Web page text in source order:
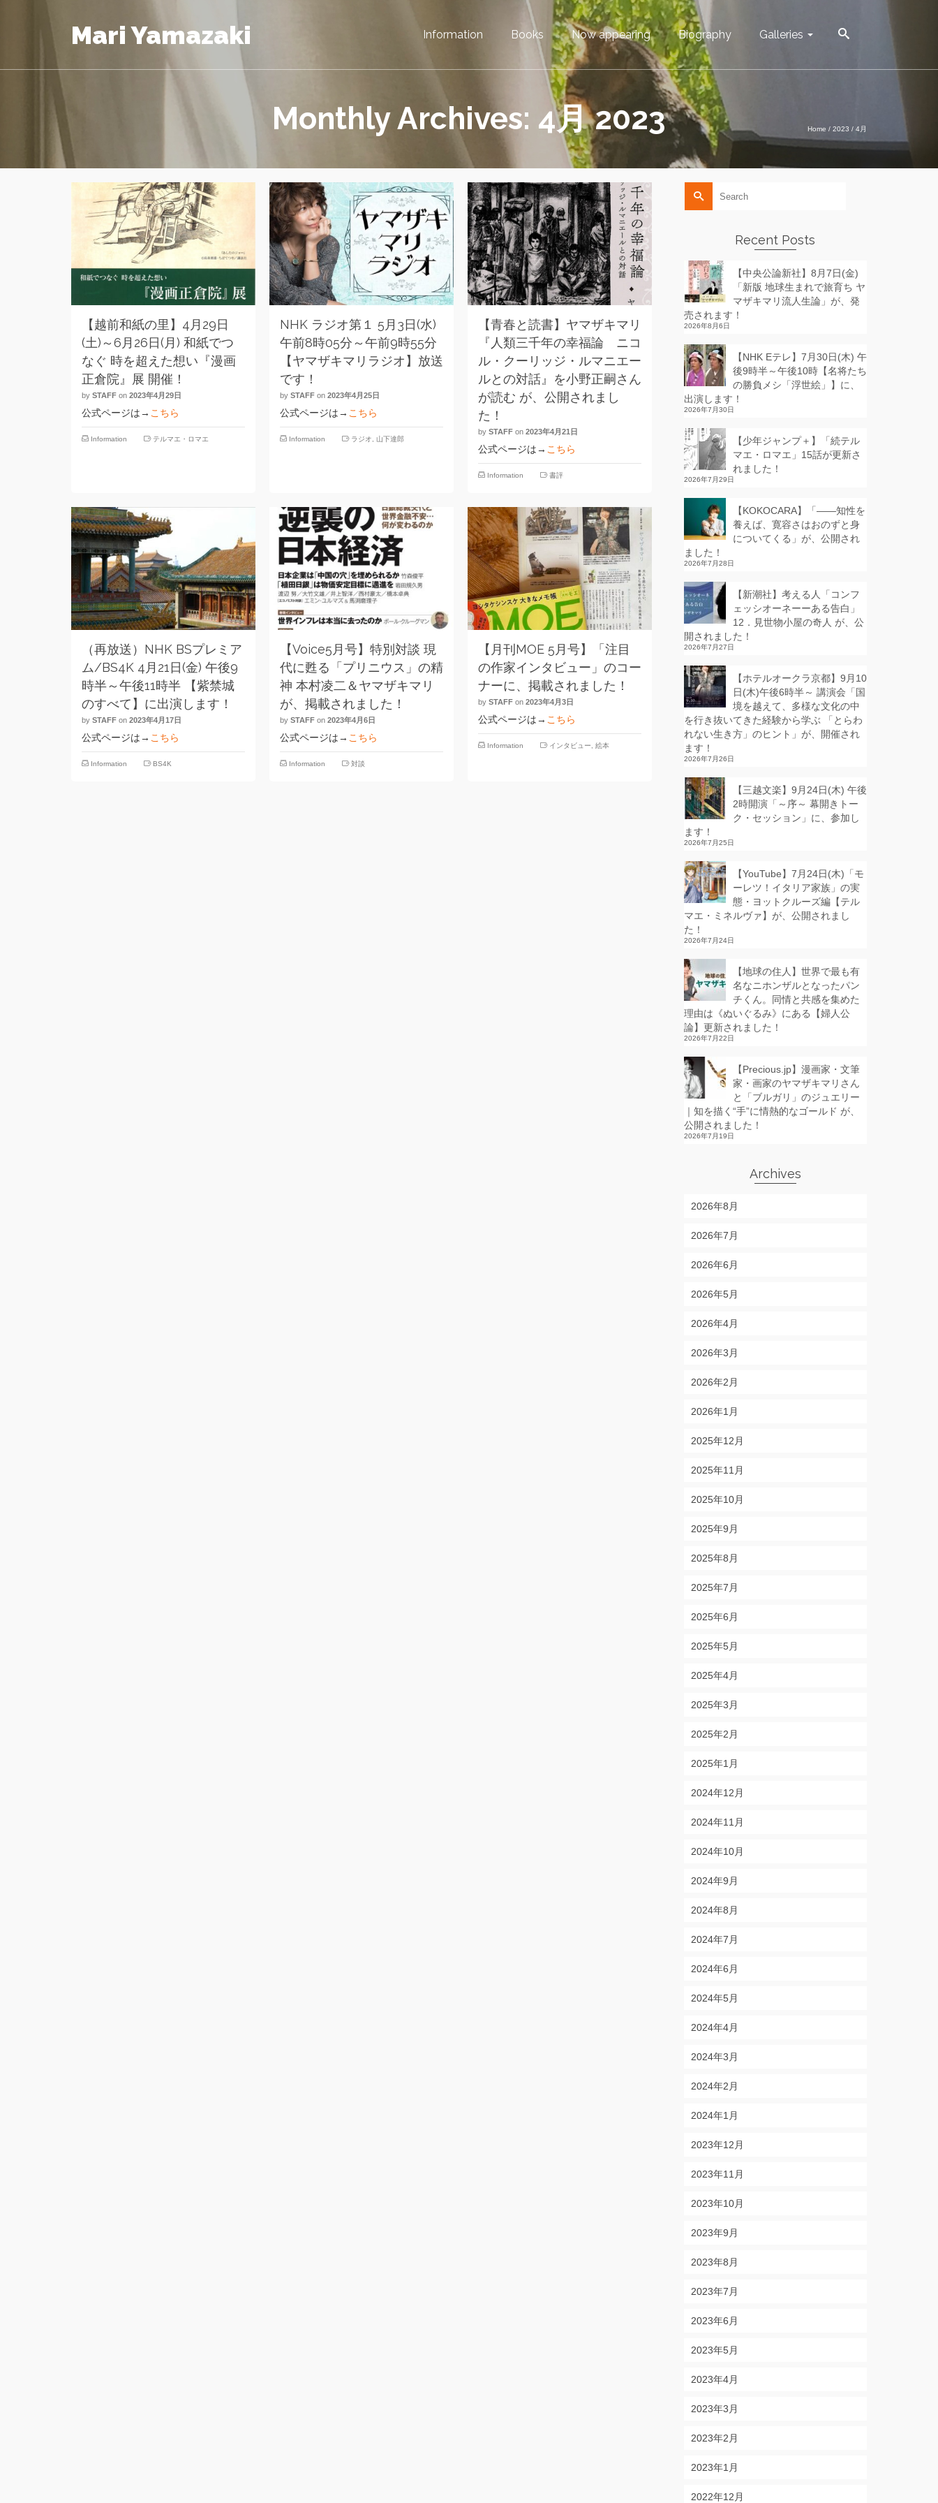
Mari Yamazaki Information Books Now appearing Biography Galleries
Monthly Archives: 4月 2023 Home / 2023 / 4月
【越前和紙の里】4月29日
(土)～6月26日(月) 和紙でつ
なぐ 時を超えた想い『漫画
正倉院』展 開催！
by STAFF on 2023年4月29日
公式ページは→ こちら
Information テルマエ・ロマエ
NHK ラジオ第１ 5月3日(水)
午前8時05分～午前9時55分
【ヤマザキマリラジオ】放送
です！
bySTAFF on2023年4月25日
公式ページは→ こちら
Information ラジオ ,山下達郎
【青春と読書】ヤマザキマリ
『人類三千年の幸福論 ニコ
ル・クーリッジ・ルマニエー
ルとの対話』を小野正嗣さん
が読む が、公開されまし
た！
bySTAFF on2023年4月21日
公式ページは→ こちら
Information 書評
（再放送）NHK BSプレミア
ム/BS4K 4月21日(金) 午後9
時半～午後11時半 【紫禁城
のすべて】に出演します！
by STAFF on 2023年4月17日
公式ページは→ こちら
Information BS4K
【Voice5月号】特別対談 現
代に甦る「プリニウス」の精
神 本村凌二＆ヤマザキマリ
が、掲載されました！
bySTAFF on2023年4月6日
公式ページは→ こちら
Information 対談
【月刊MOE 5月号】「注目
の作家インタビュー」のコー
ナーに、掲載されました！
bySTAFF on2023年4月3日
公式ページは→ こちら
Information インタビュー ,絵本
Search
for:
Recent Posts
【中央公論新社】8月7日(金)
「新版 地球生まれで旅育ち ヤ
マザキマリ流人生論」が、発
売されます！
2026年8月6日
【NHK Eテレ】7月30日(木) 午
後9時半～午後10時【名将たち
の勝負メシ「浮世絵」】に、
出演します！
2026年7月30日
【少年ジャンプ＋】「続テル
マエ・ロマエ」15話が更新さ
れました！
2026年7月29日
【KOKOCARA】「——知性を
養えば、寛容さはおのずと身
についてくる」が、公開され
ました！
2026年7月28日
【新潮社】考える人「コンフ
ェッシオーネーーある告白」
12．見世物小屋の奇人 が、公
開されました！
2026年7月27日
【ホテルオークラ京都】9月10
日(木)午後6時半～ 講演会「国
境を越えて、多様な文化の中
を行き抜いてきた経験から学ぶ 「とらわ
れない生き方」のヒント」が、開催され
ます！
2026年7月26日
【三越文楽】9月24日(木) 午後
2時開演「～序～ 幕開きトー
ク・セッション」に、参加し
ます！
2026年7月25日
【YouTube】7月24日(木)「モ
ーレツ！イタリア家族」の実
態・ヨットクルーズ編【テル
マエ・ミネルヴァ】が、公開されまし
た！
2026年7月24日
【地球の住人】世界で最も有
名なニホンザルとなったパン
チくん。同情と共感を集めた
理由は《ぬいぐるみ》にある【婦人公
論】更新されました！
2026年7月22日
【Precious.jp】漫画家・文筆
家・画家のヤマザキマリさん
と「ブルガリ」のジュエリー
｜知を描く“手”に情熱的なゴールド が、
公開されました！
2026年7月19日
Archives
2026年8月
2026年7月
2026年6月
2026年5月
2026年4月
2026年3月
2026年2月
2026年1月
2025年12月
2025年11月
2025年10月
2025年9月
2025年8月
2025年7月
2025年6月
2025年5月
2025年4月
2025年3月
2025年2月
2025年1月
2024年12月
2024年11月
2024年10月
2024年9月
2024年8月
2024年7月
2024年6月
2024年5月
2024年4月
2024年3月
2024年2月
2024年1月
2023年12月
2023年11月
2023年10月
2023年9月
2023年8月
2023年7月
2023年6月
2023年5月
2023年4月
2023年3月
2023年2月
2023年1月
2022年12月